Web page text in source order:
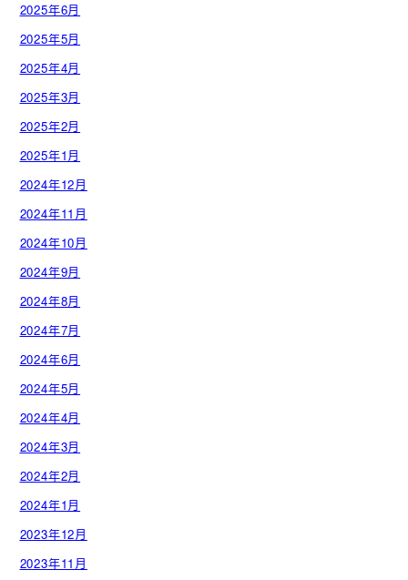
2025年6月
2025年5月
2025年4月
2025年3月
2025年2月
2025年1月
2024年12月
2024年11月
2024年10月
2024年9月
2024年8月
2024年7月
2024年6月
2024年5月
2024年4月
2024年3月
2024年2月
2024年1月
2023年12月
2023年11月